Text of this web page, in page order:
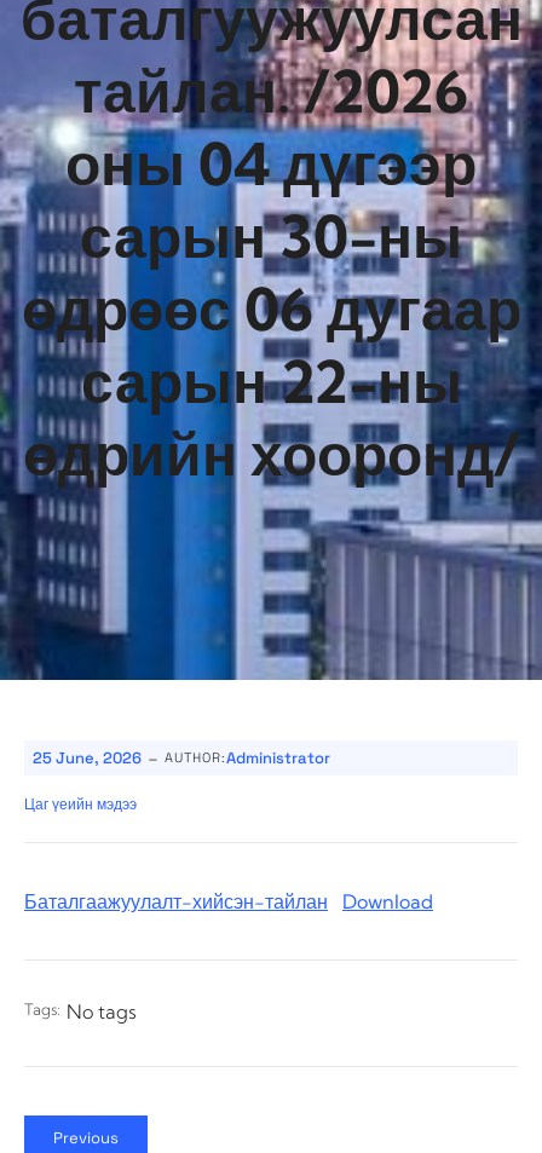
баталгуужуулсан
тайлан. /2026
оны 04 дүгээр
сарын 30-ны
өдрөөс 06 дугаар
сарын 22-ны
өдрийн хооронд/
25 June, 2026 - AUTHOR:Administrator
Цаг үеийн мэдээ
Баталгаажуулалт-хийсэн-тайлан Download
Tags: No tags
Previous